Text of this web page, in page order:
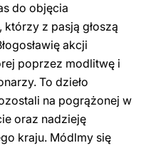
do objęcia
z pasją głoszą
akcji
poprzez modlitwę i
To dzieło
na pogrążonej w
oraz nadzieję
kraju. Módlmy się